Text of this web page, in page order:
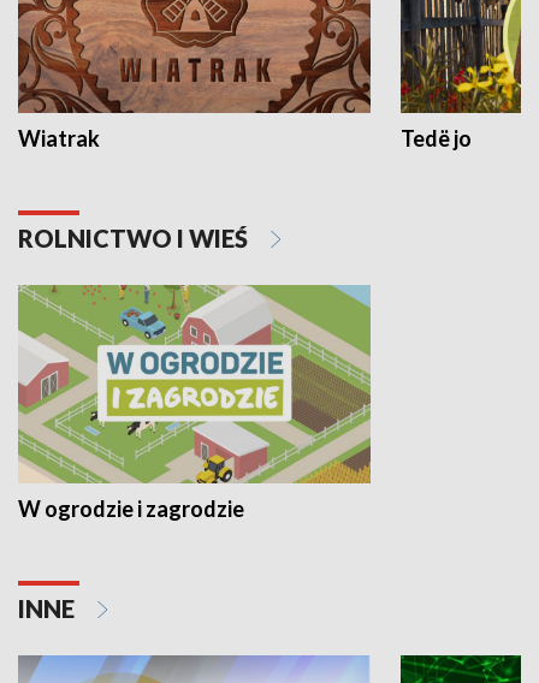
Wiatrak Tedë jo
ROLNICTWO I WIEŚ
W ogrodzie i zagrodzie
INNE